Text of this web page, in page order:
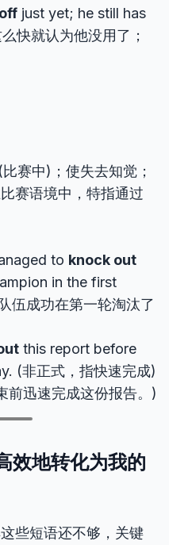
just yet; he still has
快就认为他没用了；
赛中)；使失去知觉；
赛语境中，特指通过
to knock out
in the first
伍成功在第一轮淘汰了
this report before
(非正式，指快速完成)
前迅速完成这份报告。)
效地转化为我的
些短语还不够，关键